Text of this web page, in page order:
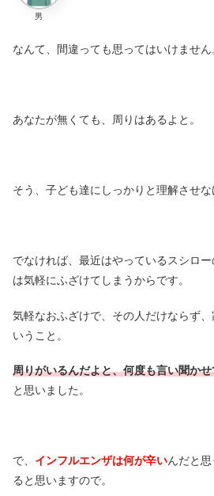
男
なんて、間違っても思ってはいけません
あなたが無くても、周りはあるよと。
そう、子ども達にしっかりと理解させな
でなければ、最近はやっているスシロ
は気軽にふざけてしまうからです。
気軽なおふざけで、その人だけならず
いうこと。
周りがいるんだよと、何度も言い聞か
と思いました。
で、 インフルエンザは何が辛いんだと
ると思いますので。